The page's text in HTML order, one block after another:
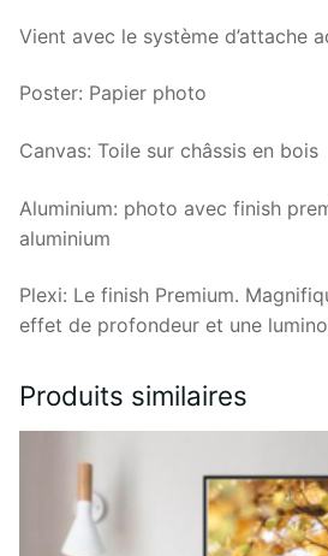
Vient avec le système d’attache
Poster: Papier photo
Canvas: Toile sur châssis en bois
Aluminium: photo avec finish
aluminium
Plexi: Le finish Premium.
effet de profondeur et une
Produits similaires